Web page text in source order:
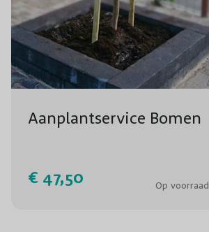
Aanplantservice Bomen
€ 47,50 Op voorraad